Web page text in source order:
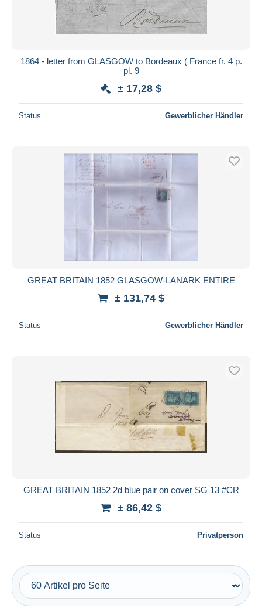
1864 - letter from GLASGOW to Bordeaux ( France fr. 4 p.
pl. 9
± 17,28 $
Status Gewerblicher Händler
GREAT BRITAIN 1852 GLASGOW-LANARK ENTIRE
± 131,74 $
Status Gewerblicher Händler
GREAT BRITAIN 1852 2d blue pair on cover SG 13 #CR
± 86,42 $
Status Privatperson